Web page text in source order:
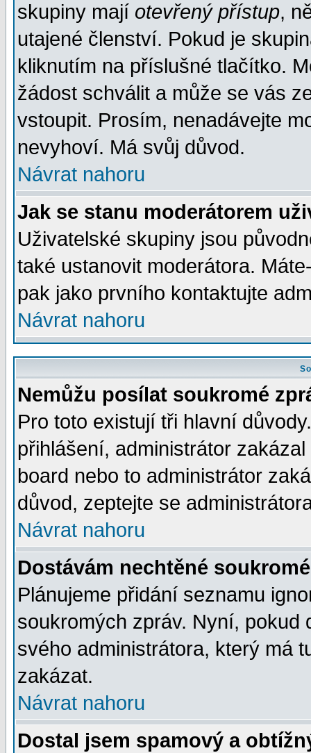
skupiny mají otevřený přístup,
utajené členství. Pokud je
kliknutím na příslušné tlačítko.
žádost schválit a může se vás
vstoupit. Prosím, nenadávejte
nevyhoví. Má svůj důvod.
Návrat nahoru
Jak se stanu moderátorem
Uživatelské skupiny jsou
také ustanovit moderátora.
pak jako prvního kontaktujte
Návrat nahoru
Nemůžu posílat soukromé
Pro toto existují tři hlavní
přihlášení, administrátor
board nebo to administrátor
důvod, zeptejte se
Návrat nahoru
Dostávám nechtěné
Plánujeme přidání seznamu
soukromých zpráv. Nyní, pokud
svého administrátora, který má
zakázat.
Návrat nahoru
Dostal jsem spamový a